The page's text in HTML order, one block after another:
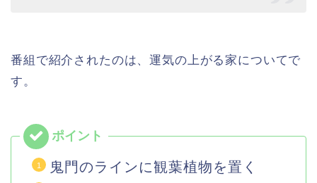
番組で紹介されたのは、運気の上がる家についてで
す。
鬼門のラインに観葉植物を置く